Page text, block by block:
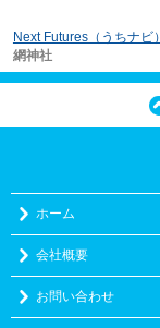
Next Futures（うちナビ）
網神社
ホーム
会社概要
お問い合わせ